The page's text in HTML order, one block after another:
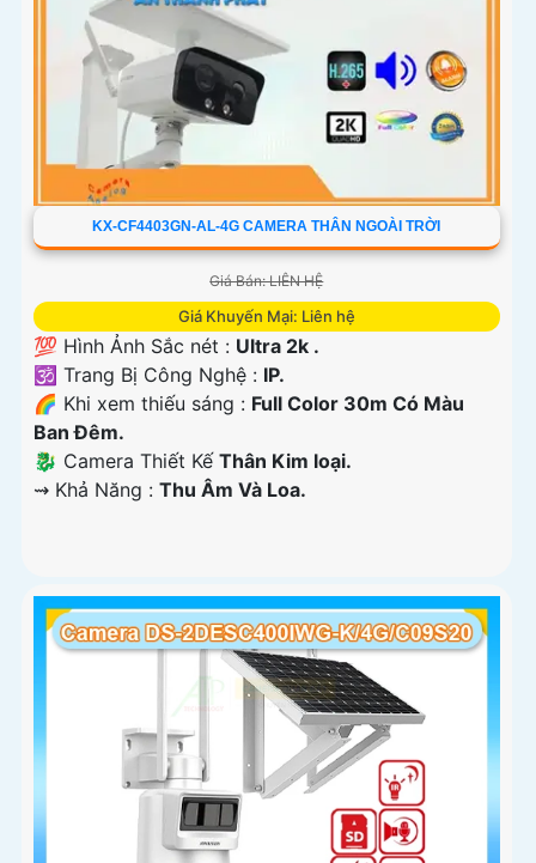
KX-CF4403GN-AL-4G CAMERA THÂN NGOÀI TRỜI
Giá Bán: LIÊN HỆ
Giá Khuyến Mại: Liên hệ
💯 Hình Ảnh Sắc nét : Ultra 2k .
🕉️ Trang Bị Công Nghệ : IP.
🌈 Khi xem thiếu sáng : Full Color 30m Có Màu
Ban Ðêm.
🐉️ Camera Thiết Kế Thân Kim loại.
️⇝ Khả Năng : Thu Âm Và Loa.